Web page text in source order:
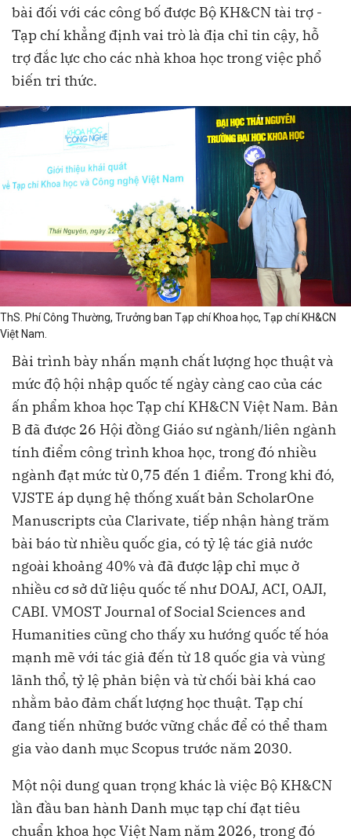
bài đối với các công bố được Bộ KH&CN tài trợ -
Tạp chí khẳng định vai trò là địa chỉ tin cậy, hỗ
trợ đắc lực cho các nhà khoa học trong việc phổ
biến tri thức.
ThS. Phí Công Thường, Trưởng ban Tạp chí Khoa học, Tạp chí KH&CN
Việt Nam.
Bài trình bày nhấn mạnh chất lượng học thuật và
mức độ hội nhập quốc tế ngày càng cao của các
ấn phẩm khoa học Tạp chí KH&CN Việt Nam. Bản
B đã được 26 Hội đồng Giáo sư ngành/liên ngành
tính điểm công trình khoa học, trong đó nhiều
ngành đạt mức từ 0,75 đến 1 điểm. Trong khi đó,
VJSTE áp dụng hệ thống xuất bản ScholarOne
Manuscripts của Clarivate, tiếp nhận hàng trăm
bài báo từ nhiều quốc gia, có tỷ lệ tác giả nước
ngoài khoảng 40% và đã được lập chỉ mục ở
nhiều cơ sở dữ liệu quốc tế như DOAJ, ACI, OAJI,
CABI. VMOST Journal of Social Sciences and
Humanities cũng cho thấy xu hướng quốc tế hóa
mạnh mẽ với tác giả đến từ 18 quốc gia và vùng
lãnh thổ, tỷ lệ phản biện và từ chối bài khá cao
nhằm bảo đảm chất lượng học thuật. Tạp chí
đang tiến những bước vững chắc để có thể tham
gia vào danh mục Scopus trước năm 2030.
Một nội dung quan trọng khác là việc Bộ KH&CN
lần đầu ban hành Danh mục tạp chí đạt tiêu
chuẩn khoa học Việt Nam năm 2026, trong đó